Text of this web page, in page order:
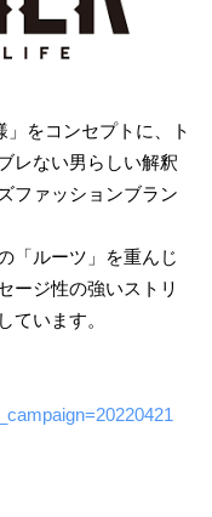
」をコンセプトに、ト
レない男らしい解釈
ファッションブラン
「ルーツ」を重んじ
ージ性の強いストリ
ています。